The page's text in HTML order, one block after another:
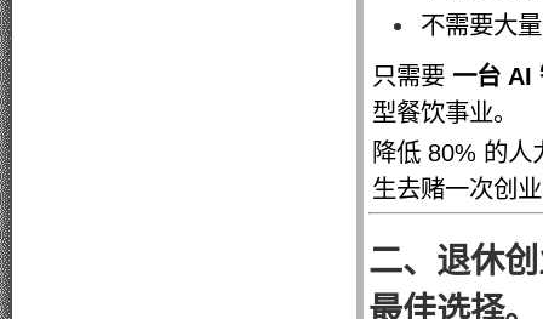
不需要大
只需要 一台 AI
型餐饮事业。
降低 80% 的人
生去赌一次创
二、退休
最佳选择。